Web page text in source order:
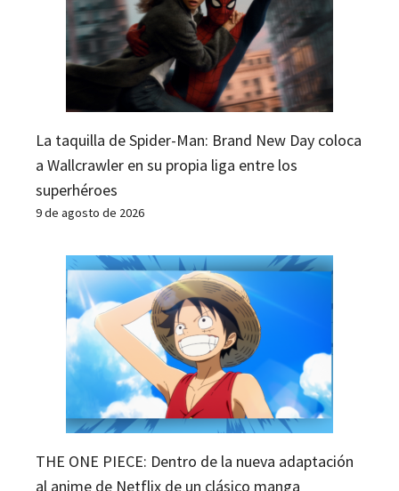
La taquilla de Spider-Man: Brand New Day coloca
a Wallcrawler en su propia liga entre los
superhéroes
9 de agosto de 2026
THE ONE PIECE: Dentro de la nueva adaptación
al anime de Netflix de un clásico manga